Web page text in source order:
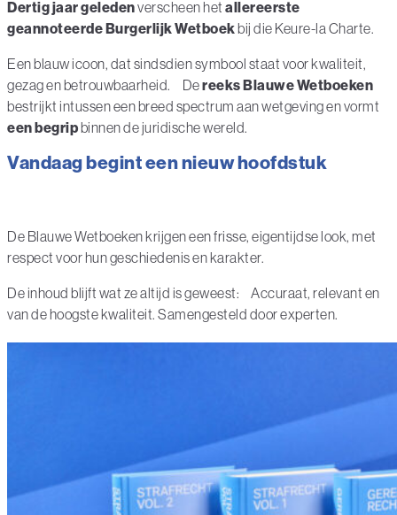
Dertig jaar geledenverscheen het allereerste
geannoteerde Burgerlijk Wetboekbij die Keure-la Charte.
Een blauw icoon, dat sindsdien symbool staat voor kwaliteit,
gezag en betrouwbaarheid. Dereeks Blauwe Wetboeken
bestrijkt intussen een breed spectrum aan wetgeving en vormt
een begripbinnen de juridische wereld.
Vandaag begint een nieuw hoofdstuk
De Blauwe Wetboeken krijgen een frisse, eigentijdse look, met
respect voor hun geschiedenis en karakter.
De inhoud blijft wat ze altijd is geweest: Accuraat, relevant en
van de hoogste kwaliteit. Samengesteld door experten.